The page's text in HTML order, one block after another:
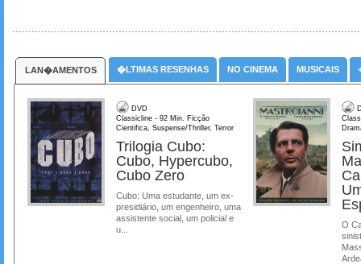
LAN�AMENTOS �LTIMAS RESENHAS NO CINEMA MUSICAIS
DVD
Classicline - 92 Min. Ficção
Cientifica, Suspense/Thriller, Terror
Trilogia Cubo:
Cubo, Hypercubo,
Cubo Zero
Cubo: Uma estudante, um ex-
presidiário, um engenheiro, uma
assistente social, um policial e
u...
O